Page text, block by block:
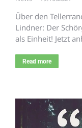
Über den
Lindner: Der
als Einheit! Jetzt
Read more